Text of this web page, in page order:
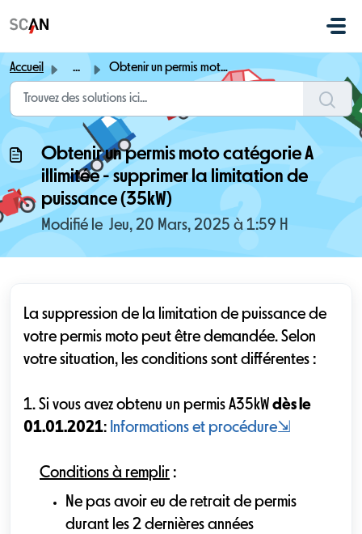
Accueil ... Obtenir un permis moto catégorie A illimitée - supprimer ...
Obtenir un permis moto catégorie A
illimitée - supprimer la limitation de
puissance (35kW)
Modifié le Jeu, 20 Mars, 2025 à 1:59 H
La suppression de la limitation de puissance de
votre permis moto peut être demandée. Selon
votre situation, les conditions sont différentes :
1. Si vous avez obtenu un permis A35kW dès le
01.01.2021: Informations et procédure⇲
Conditions à remplir :
Ne pas avoir eu de retrait de permis
durant les 2 dernières années